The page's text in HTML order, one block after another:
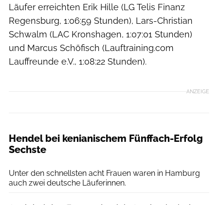
Läufer erreichten Erik Hille (LG Telis Finanz
Regensburg, 1:06:59 Stunden), Lars-Christian
Schwalm (LAC Kronshagen, 1:07:01 Stunden)
und Marcus Schöfisch (Lauftraining.com
Lauffreunde e.V., 1:08:22 Stunden).
ANZEIGE
Hendel bei kenianischem Fünffach-Erfolg
Sechste
Unter den schnellsten acht Frauen waren in Hamburg
auch zwei deutsche Läuferinnen.